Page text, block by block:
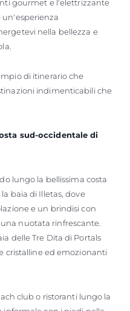
gourmet e l'elettrizzante
nella bellezza e
di itinerario che
indimenticabili che
sud-occidentale di
lungo la bellissima costa
baia di Illetas, dove
e un brindisi con
nuotata rinfrescante.
delle Tre Dita di Portals
cristalline ed emozionanti
club o ristoranti lungo la